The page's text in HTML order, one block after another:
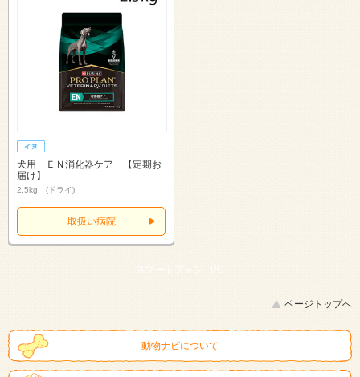
犬用 ＥＮ消化器ケア 【定期お
届け】
2.5kg (ドライ)
取扱い病院
スマートフォン | PC
ページトップへ
動物ナビについて